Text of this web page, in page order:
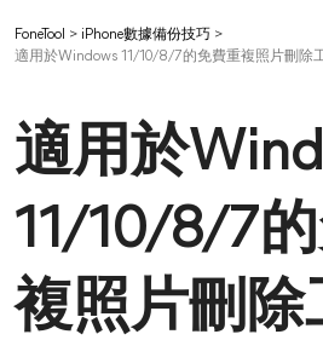
FoneTool > iPhone數據備份技巧 >
適用於Windows 11/10/8/7的免費重複照片刪除
適用於
11/10/8/7
複照片刪除